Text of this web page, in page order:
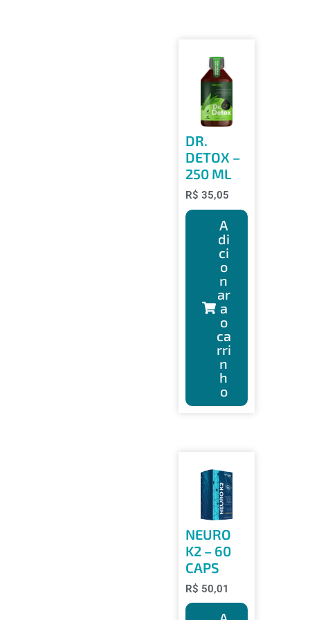
DR.
DETOX –
250 ML
R$ 35,05
A
di
ci
o
n
ar
a
o
ca
rri
n
h
o
NEURO
K2 – 60
CAPS
R$ 50,01